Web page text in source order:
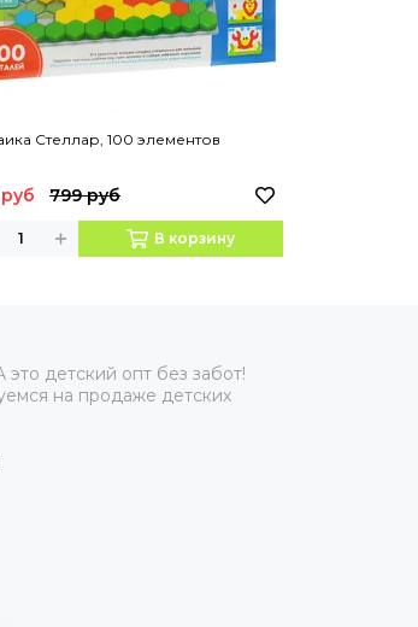
Стеллар, 100 элементов
799 руб
В корзину
это детский опт без забот!
на продаже детских